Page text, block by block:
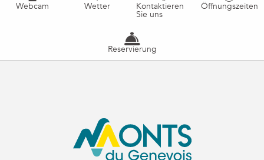
Webcam Wetter Kontaktieren
Sie uns
Öffnungszeiten
Reservierung